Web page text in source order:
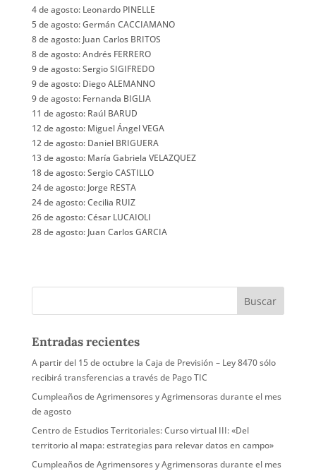
4 de agosto: Leonardo PINELLE
5 de agosto: Germán CACCIAMANO
8 de agosto: Juan Carlos BRITOS
8 de agosto: Andrés FERRERO
9 de agosto: Sergio SIGIFREDO
9 de agosto: Diego ALEMANNO
9 de agosto: Fernanda BIGLIA
11 de agosto: Raúl BARUD
12 de agosto: Miguel Ángel VEGA
12 de agosto: Daniel BRIGUERA
13 de agosto: María Gabriela VELAZQUEZ
18 de agosto: Sergio CASTILLO
24 de agosto: Jorge RESTA
24 de agosto: Cecilia RUIZ
26 de agosto: César LUCAIOLI
28 de agosto: Juan Carlos GARCIA
Entradas recientes
A partir del 15 de octubre la Caja de Previsión – Ley 8470 sólo
recibirá transferencias a través de Pago TIC
Cumpleaños de Agrimensores y Agrimensoras durante el mes
de agosto
Centro de Estudios Territoriales: Curso virtual III: «Del
territorio al mapa: estrategias para relevar datos en campo»
Cumpleaños de Agrimensores y Agrimensoras durante el mes